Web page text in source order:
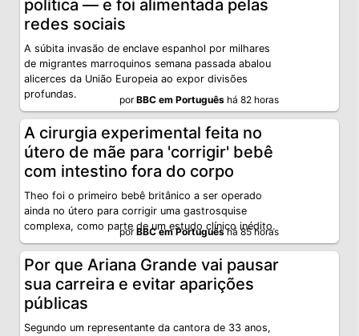
política — e foi alimentada pelas
redes sociais
A súbita invasão de enclave espanhol por milhares
de migrantes marroquinos semana passada abalou
alicerces da União Europeia ao expor divisões
profundas.
porBBC em Português há 82 horas
A cirurgia experimental feita no
útero de mãe para 'corrigir' bebê
com intestino fora do corpo
Theo foi o primeiro bebê britânico a ser operado
ainda no útero para corrigir uma gastrosquise
complexa, como parte de um estudo clínico inédito.
por BBC em Portuguêshá 85 horas
Por que Ariana Grande vai pausar
sua carreira e evitar aparições
públicas
Segundo um representante da cantora de 33 anos,